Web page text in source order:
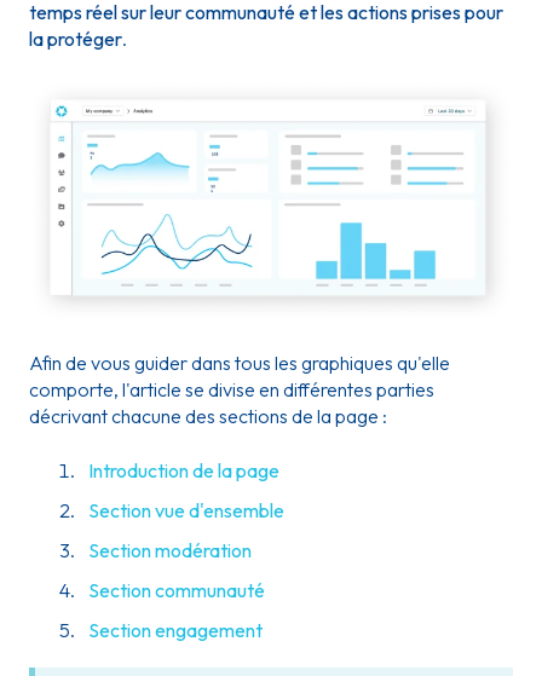
temps réel sur leur communauté et les actions prises pour
la protéger.
Afin de vous guider dans tous les graphiques qu'elle
comporte, l'article se divise en différentes parties
décrivant chacune des sections de la page :
Introduction de la page
Section vue d'ensemble
Section modération
Section communauté
Section engagement